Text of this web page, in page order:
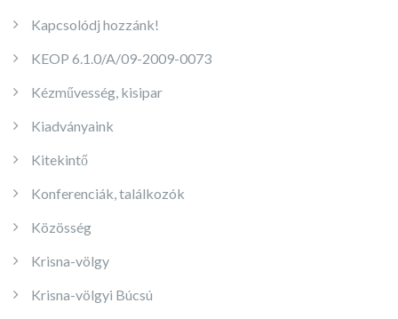
Kapcsolódj hozzánk!
KEOP 6.1.0/A/09-2009-0073
Kézművesség, kisipar
Kiadványaink
Kitekintő
Konferenciák, találkozók
Közösség
Krisna-völgy
Krisna-völgyi Búcsú